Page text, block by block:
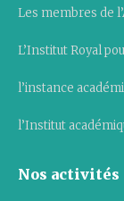
Les membres de
L’Institut Royal
l’instance
l’Institut
Nos activités